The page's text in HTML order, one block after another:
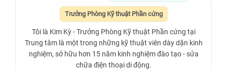
Trưởng Phòng Kỹ thuật Phần cứng
Tôi là Kim Kỳ - Trưởng Phòng Kỹ thuật Phần cứng tại
Trung tâm là một trong những kỹ thuật viên dày dặn kinh
nghiệm, sở hữu hơn 15 năm kinh nghiệm đào tạo - sửa
chữa điện thoại di động.